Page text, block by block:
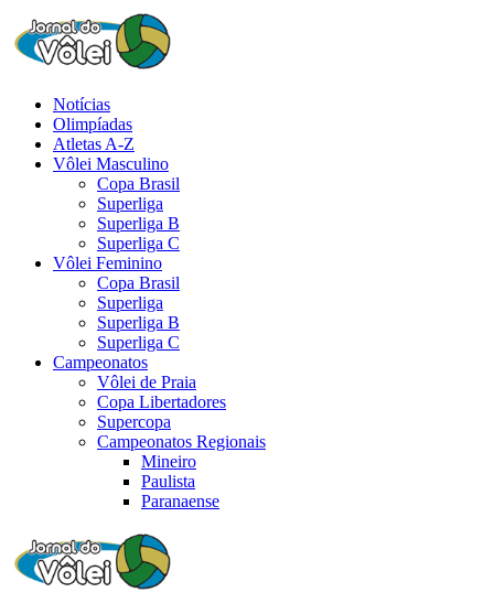
Notícias
Olimpíadas
Atletas A-Z
Vôlei Masculino
Copa Brasil
Superliga
Superliga B
Superliga C
Vôlei Feminino
Copa Brasil
Superliga
Superliga B
Superliga C
Campeonatos
Vôlei de Praia
Copa Libertadores
Supercopa
Campeonatos Regionais
Mineiro
Paulista
Paranaense